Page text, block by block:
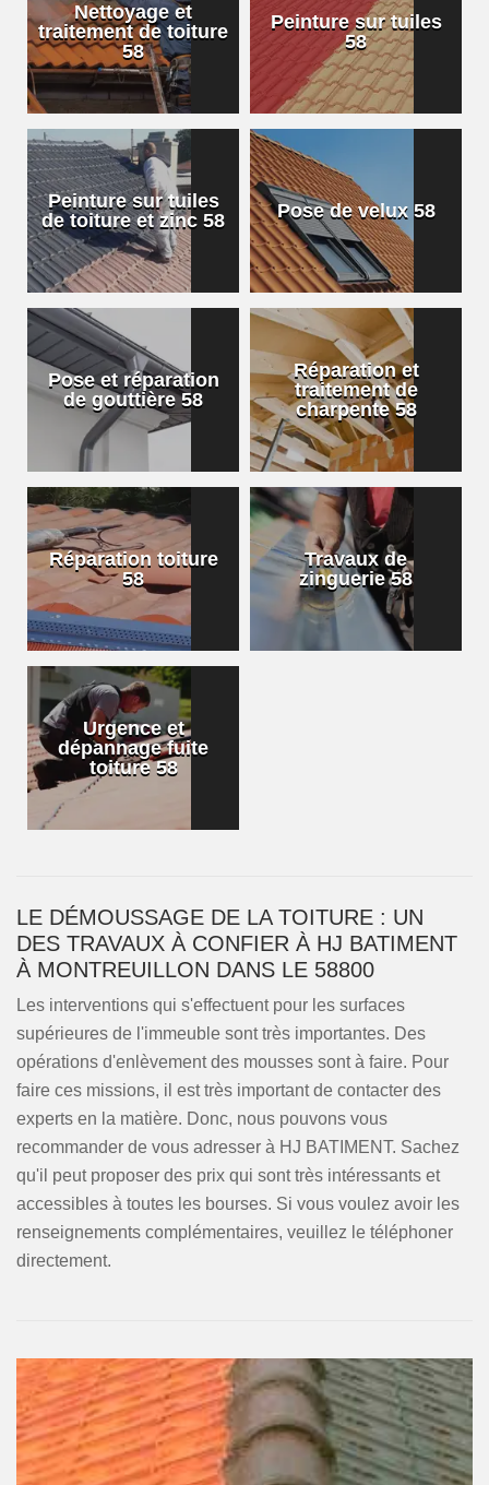
Nettoyage et
traitement de toiture
58
Peinture sur tuiles
58
Peinture sur tuiles
de toiture et zinc 58
Pose de velux 58
Pose et réparation
de gouttière 58
Réparation et
traitement de
charpente 58
Réparation toiture
58
Travaux de
zinguerie 58
Urgence et
dépannage fuite
toiture 58
LE DÉMOUSSAGE DE LA TOITURE : UN
DES TRAVAUX À CONFIER À HJ BATIMENT
À MONTREUILLON DANS LE 58800
Les interventions qui s'effectuent pour les surfaces
supérieures de l'immeuble sont très importantes. Des
opérations d'enlèvement des mousses sont à faire. Pour
faire ces missions, il est très important de contacter des
experts en la matière. Donc, nous pouvons vous
recommander de vous adresser à HJ BATIMENT. Sachez
qu'il peut proposer des prix qui sont très intéressants et
accessibles à toutes les bourses. Si vous voulez avoir les
renseignements complémentaires, veuillez le téléphoner
directement.